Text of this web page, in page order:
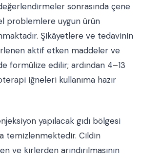
sonrasında çene
problemlere uygun ürün
Şikâyetlere ve tedavinin
aktif etken maddeler ve
formülize edilir; ardından 4–13
iğneleri kullanıma hazır
yapılacak gıdı bölgesi
temizlenmektedir. Cildin
ve kirlerden arındırılmasının